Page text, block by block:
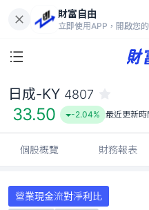
財富自由
立即使用APP，開啟您
33.50
-
日成-KY 4807
33.50 -2.04% 最近更新時
個股概覽 財務報表
營業現金流對淨利比